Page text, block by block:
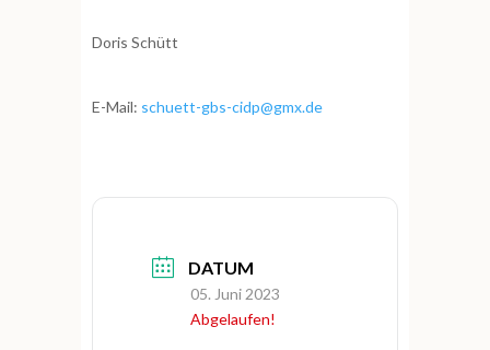
Doris Schütt
E-Mail: schuett-gbs-cidp@gmx.de
DATUM
05. Juni 2023
Abgelaufen!